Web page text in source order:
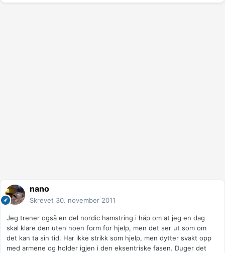
nano
Skrevet 30. november 2011
Jeg trener også en del nordic hamstring i håp om at jeg en dag
skal klare den uten noen form for hjelp, men det ser ut som om
det kan ta sin tid. Har ikke strikk som hjelp, men dytter svakt opp
med armene og holder igjen i den eksentriske fasen. Duger det